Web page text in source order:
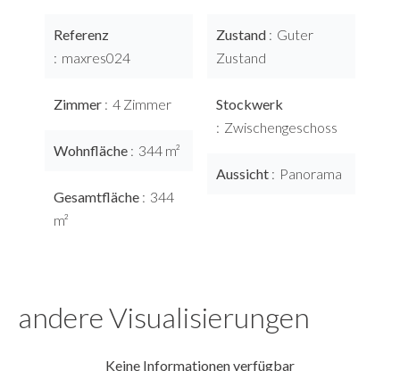
Referenz
maxres024
Zimmer 4 Zimmer
Wohnfläche 344 m²
Gesamtfläche
344
m²
Zustand
Guter
Zustand
Stockwerk
Zwischengeschoss
Aussicht Panorama
andere Visualisierungen
Keine Informationen verfügbar